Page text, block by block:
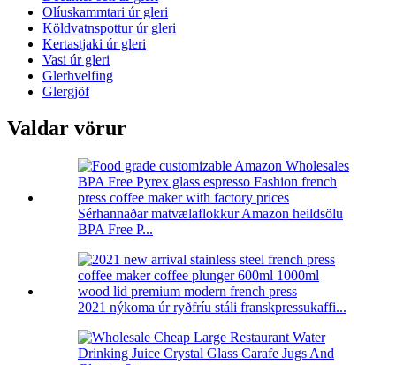
Olíuskammtari úr gleri
Köldvatnspottur úr gleri
Kertastjaki úr gleri
Vasi úr gleri
Glerhvelfing
Glergjöf
Valdar vörur
Sérhannaðar matvælaflokkur Amazon heildsölu
BPA Free P...
2021 nýkoma úr ryðfríu stáli franskpressukaffi...